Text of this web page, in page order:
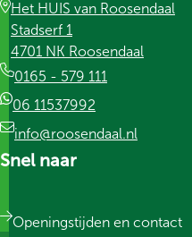
Het HUIS van Roosendaal
Stadserf 1
4701 NK Roosendaal
0165 - 579 111
06 11537992
info@roosendaal.nl
Snel naar
Openingstijden en contact